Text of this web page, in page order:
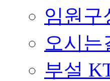
임원구
오시는
부설